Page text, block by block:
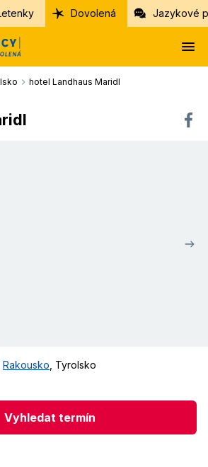
Dovolená Jazykové
hotel Landhaus Maridl
Rakousko Tyrolsko
Vyhledat termín